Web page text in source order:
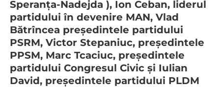
Speranța-Nadejda ), Ion Ceban, liderul
partidului în devenire MAN, Vlad
Bătrîncea președintele partidului
PSRM, Victor Stepaniuc, președintele
PPSM, Marc Tcaciuc, președintele
partidului Congresul Civic și Iulian
David, președintele partidului PLDM